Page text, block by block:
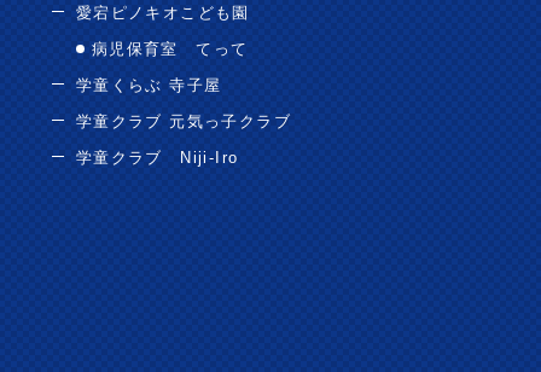
愛宕ピノキオこども園
病児保育室 てって
学童くらぶ 寺子屋
学童クラブ 元気っ子クラブ
学童クラブ Niji-Iro